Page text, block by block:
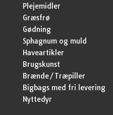
Plejemidler
Græsfrø
Gødning
Sphagnum og muld
Haveartikler
Brugskunst
Brænde/Træpiller
Bigbags med fri levering
Nyttedyr